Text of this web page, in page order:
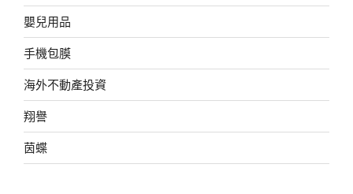
嬰兒用品
手機包膜
海外不動產投資
翔譽
茵蝶